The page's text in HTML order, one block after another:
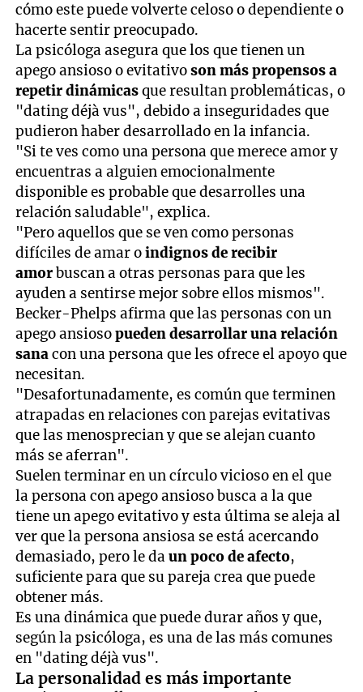
cómo este puede volverte celoso o dependiente o
hacerte sentir preocupado.
La psicóloga asegura que los que tienen un
apego ansioso o evitativoson más propensos a
repetir dinámicasque resultan problemáticas, o
"dating déjà vus", debido a inseguridades que
pudieron haber desarrollado en la infancia.
"Si te ves como una persona que merece amor y
encuentras a alguien emocionalmente
disponible es probable que desarrolles una
relación saludable", explica.
"Pero aquellos que se ven como personas
difíciles de amar oindignos de recibir
amorbuscan a otras personas para que les
ayuden a sentirse mejor sobre ellos mismos".
Becker-Phelps afirma que las personas con un
apego ansiosopueden desarrollar una relación
sanacon una persona que les ofrece el apoyo que
necesitan.
"Desafortunadamente, es común que terminen
atrapadas en relaciones con parejas evitativas
que las menosprecian y que se alejan cuanto
más se aferran".
Suelen terminar en un círculo vicioso en el que
la persona con apego ansioso busca a la que
tiene un apego evitativo y esta última se aleja al
ver que la persona ansiosa se está acercando
demasiado, pero le daun poco de afecto,
suficiente para que su pareja crea que puede
obtener más.
Es una dinámica que puede durar años y que,
según la psicóloga, es una de las más comunes
en "dating déjà vus".
La personalidad es más importante